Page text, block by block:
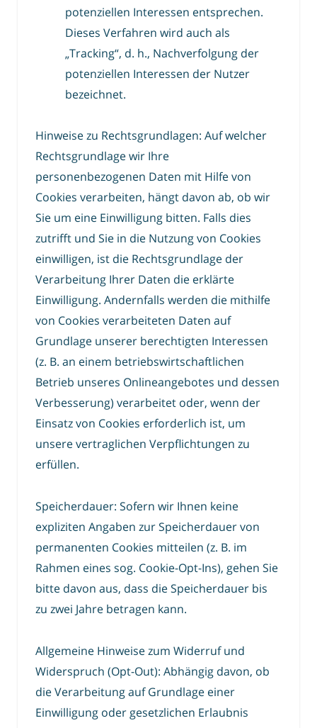
potenziellen Interessen entsprechen.
Dieses Verfahren wird auch als
„Tracking“, d. h., Nachverfolgung der
potenziellen Interessen der Nutzer
bezeichnet.
Hinweise zu Rechtsgrundlagen: Auf welcher
Rechtsgrundlage wir Ihre
personenbezogenen Daten mit Hilfe von
Cookies verarbeiten, hängt davon ab, ob wir
Sie um eine Einwilligung bitten. Falls dies
zutrifft und Sie in die Nutzung von Cookies
einwilligen, ist die Rechtsgrundlage der
Verarbeitung Ihrer Daten die erklärte
Einwilligung. Andernfalls werden die mithilfe
von Cookies verarbeiteten Daten auf
Grundlage unserer berechtigten Interessen
(z. B. an einem betriebswirtschaftlichen
Betrieb unseres Onlineangebotes und dessen
Verbesserung) verarbeitet oder, wenn der
Einsatz von Cookies erforderlich ist, um
unsere vertraglichen Verpflichtungen zu
erfüllen.
Speicherdauer: Sofern wir Ihnen keine
expliziten Angaben zur Speicherdauer von
permanenten Cookies mitteilen (z. B. im
Rahmen eines sog. Cookie-Opt-Ins), gehen Sie
bitte davon aus, dass die Speicherdauer bis
zu zwei Jahre betragen kann.
Allgemeine Hinweise zum Widerruf und
Widerspruch (Opt-Out): Abhängig davon, ob
die Verarbeitung auf Grundlage einer
Einwilligung oder gesetzlichen Erlaubnis